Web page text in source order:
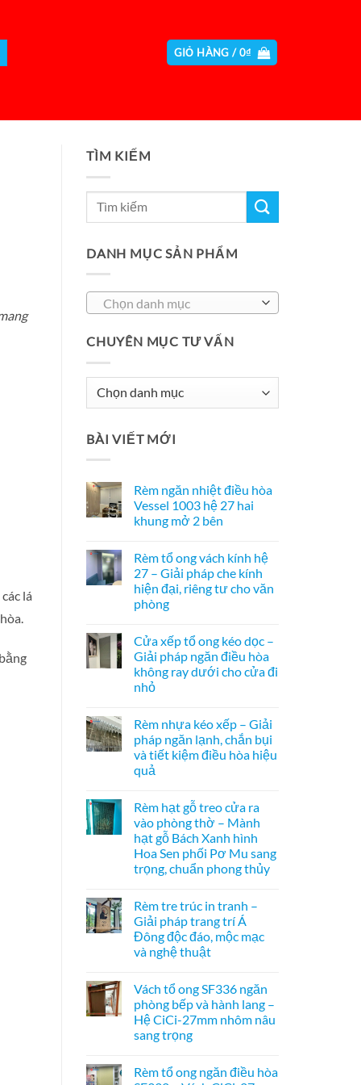
GIỎ HÀNG /0₫
lá
TÌM KIẾM
DANH MỤC SẢN PHẨM
Chọn danh mục
CHUYÊN MỤC TƯ VẤN
Chuyên
Mục
Vấn
BÀI VIẾT MỚI
Rèm ngăn nhiệt điều hòa
Vessel 1003 hệ 27 hai
khung mở 2 bên
bình
luận
ở
Rèm
ngăn
nhiệt
Vessel
1003
hệ
27
hai
khung
bên
Rèm tổ ong vách kính hệ
27 – Giải pháp che kính
hiện đại, riêng tư cho văn
phòng
bình
luận
ở
Rèm
ong
hệ
–
Giải
pháp
che
đại,
riêng
tư
cho
văn
phòng
Cửa xếp tổ ong kéo dọc –
Giải pháp ngăn điều hòa
không ray dưới cho cửa đi
nhỏ
bình
luận
ở
Cửa
tổ
dọc
Giải
pháp
ngăn
điều
hòa
dưới
cho
cửa
đi
nhỏ
Rèm nhựa kéo xếp – Giải
pháp ngăn lạnh, chắn bụi
và tiết kiệm điều hòa hiệu
quả
bình
luận
ở
Rèm
nhựa
kéo
xếp
pháp
ngăn
lạnh,
chắn
bụi
và
điều
hòa
hiệu
quả
Rèm hạt gỗ treo cửa ra
vào phòng thờ – Mành
hạt gỗ Bách Xanh hình
Hoa Sen phối Pơ Mu sang
trọng, chuẩn phong thủy
bình
luận
ở
Rèm
hạt
gỗ
ra
vào
phòng
thờ
–
Mành
Bách
Rèm tre trúc in tranh –
Giải pháp trang trí Á
Đông độc đáo, mộc mạc
và nghệ thuật
bình
luận
ở
Rèm
trúc
–
Vách tổ ong SF336 ngăn
phòng bếp và hành lang –
Hệ CiCi-27mm nhôm nâu
sang trọng
bình
Rèm tổ ong ngăn điều hòa